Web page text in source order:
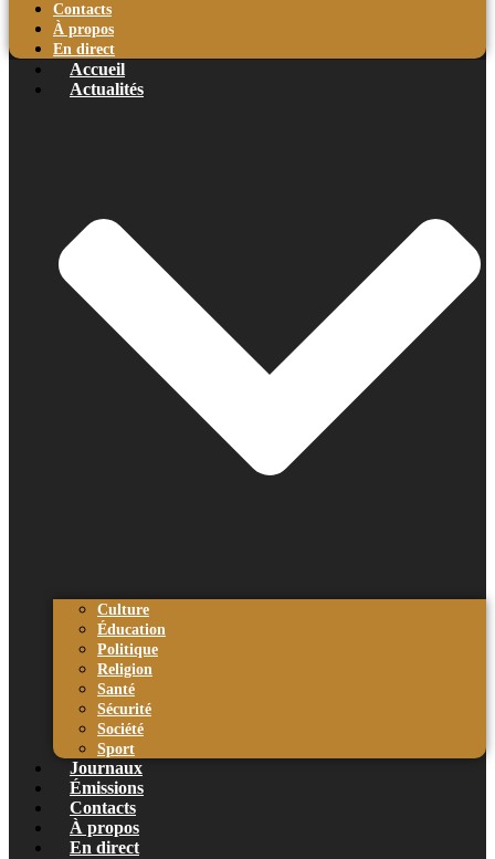
Contacts
À propos
En direct
Accueil
Actualités
Culture
Éducation
Politique
Religion
Santé
Sécurité
Société
Sport
Journaux
Émissions
Contacts
À propos
En direct